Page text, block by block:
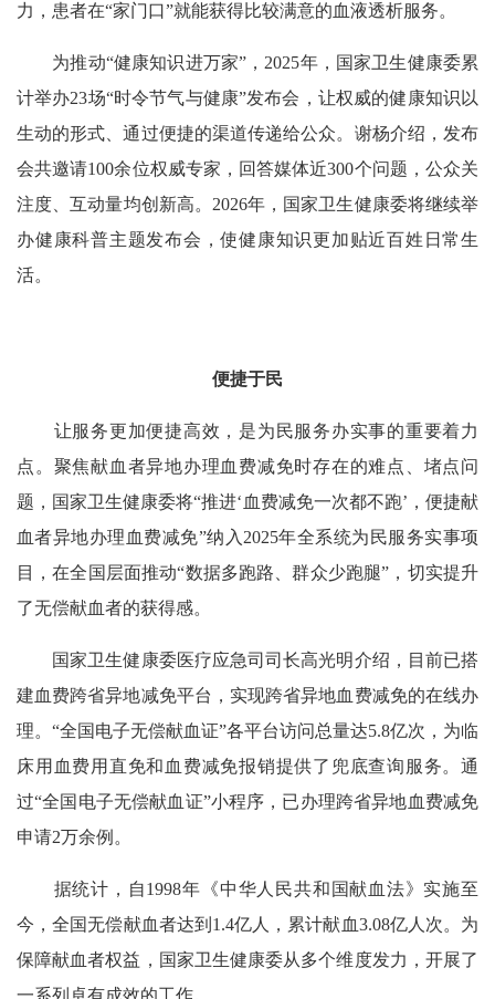
力，患者在“家门口”就能获得比较满意的血液透析服务。
为推动“健康知识进万家”，2025年，国家卫生健康委累
计举办23场“时令节气与健康”发布会，让权威的健康知识以
生动的形式、通过便捷的渠道传递给公众。谢杨介绍，发布
会共邀请100余位权威专家，回答媒体近300个问题，公众关
注度、互动量均创新高。2026年，国家卫生健康委将继续举
办健康科普主题发布会，使健康知识更加贴近百姓日常生
活。
便捷于民
让服务更加便捷高效，是为民服务办实事的重要着力
点。聚焦献血者异地办理血费减免时存在的难点、堵点问
题，国家卫生健康委将“推进‘血费减免一次都不跑’，便捷献
血者异地办理血费减免”纳入2025年全系统为民服务实事项
目，在全国层面推动“数据多跑路、群众少跑腿”，切实提升
了无偿献血者的获得感。
国家卫生健康委医疗应急司司长高光明介绍，目前已搭
建血费跨省异地减免平台，实现跨省异地血费减免的在线办
理。“全国电子无偿献血证”各平台访问总量达5.8亿次，为临
床用血费用直免和血费减免报销提供了兜底查询服务。通
过“全国电子无偿献血证”小程序，已办理跨省异地血费减免
申请2万余例。
据统计，自1998年《中华人民共和国献血法》实施至
今，全国无偿献血者达到1.4亿人，累计献血3.08亿人次。为
保障献血者权益，国家卫生健康委从多个维度发力，开展了
一系列卓有成效的工作。